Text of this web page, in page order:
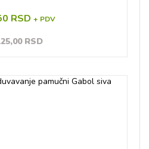
RSD + PDV
RSD